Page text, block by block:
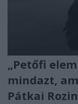
„Petőfi
mindazt,
Pátkai